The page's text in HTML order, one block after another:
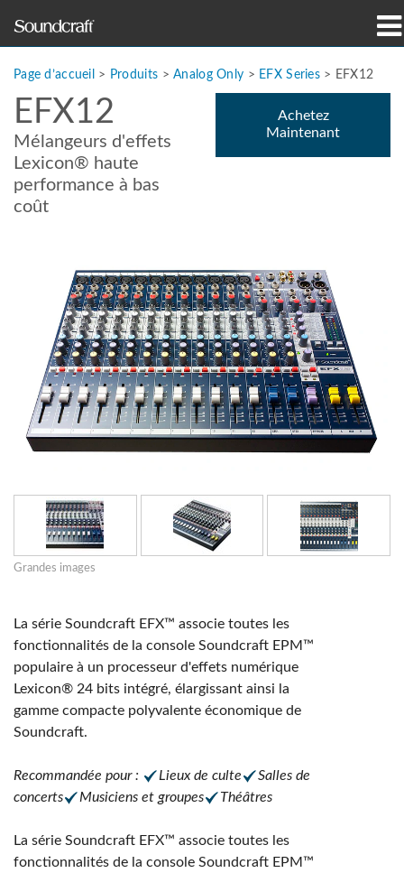
Études de cas et actualités
Où acheter
Formation
Notre histoire
Langue/Région
Page d’accueil > Produits >Analog Only > EFX Series > EFX12
EFX12
Mélangeurs d'effets
Lexicon® haute
performance à bas
coût
Achetez
Maintenant
Grandes images
La série Soundcraft EFX™ associe toutes les
fonctionnalités de la console Soundcraft EPM™
populaire à un processeur d'effets numérique
Lexicon® 24 bits intégré, élargissant ainsi la
gamme compacte polyvalente économique de
Soundcraft.
Recommandée pour : Lieux de culte
Salles de
concerts
Musiciens et groupes Théâtres
La série Soundcraft EFX™ associe toutes les
fonctionnalités de la console Soundcraft EPM™